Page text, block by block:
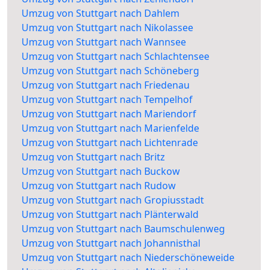
Umzug von Stuttgart nach Dahlem
Umzug von Stuttgart nach Nikolassee
Umzug von Stuttgart nach Wannsee
Umzug von Stuttgart nach Schlachtensee
Umzug von Stuttgart nach Schöneberg
Umzug von Stuttgart nach Friedenau
Umzug von Stuttgart nach Tempelhof
Umzug von Stuttgart nach Mariendorf
Umzug von Stuttgart nach Marienfelde
Umzug von Stuttgart nach Lichtenrade
Umzug von Stuttgart nach Britz
Umzug von Stuttgart nach Buckow
Umzug von Stuttgart nach Rudow
Umzug von Stuttgart nach Gropiusstadt
Umzug von Stuttgart nach Plänterwald
Umzug von Stuttgart nach Baumschulenweg
Umzug von Stuttgart nach Johannisthal
Umzug von Stuttgart nach Niederschöneweide